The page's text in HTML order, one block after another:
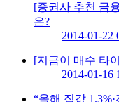
[증권사 추천 금
은?
2014-01-22
[지금이 매수 타
2014-01-16
“올해 집값